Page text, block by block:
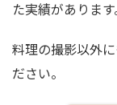
た実績があります
料理の撮影以外
ださい。